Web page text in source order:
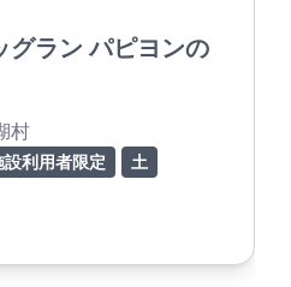
グラン パピヨンの
村
設利用者限定 土